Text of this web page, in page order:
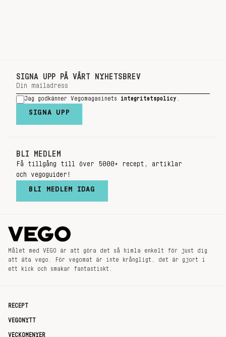
SIGNA UPP PÅ VÅRT NYHETSBREV
Jag godkänner Vegomagasinets integritetspolicy
SIGNA UPP
BLI MEDLEM
Få tillgång till över 5000+ recept, artiklar
och vegoguider!
BLI MEDLEM IDAG
Målet med VEGO är att göra det så himla enkelt för just dig
att äta vego. För vegomat är inte krångligt, det är gjort i
ett kick och smakar fantastiskt.
RECEPT
VEGONYTT
VECKOMENYER